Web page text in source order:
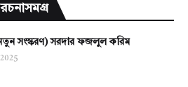
সংস্করণ) সরদার ফজলুল করিম
2025